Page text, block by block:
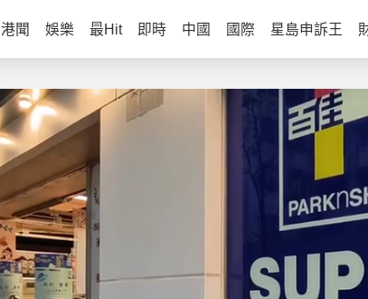
港聞 娛樂 最Hit 即時 中國 國際 星島申訴王